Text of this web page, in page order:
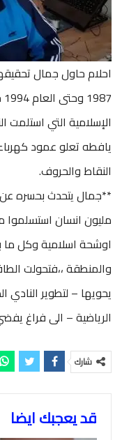
احلام حاول جمال
الإسلامية التي استلمت
يافطه تعلو عمود
النقاط والحروف.
**جمال يتحدث بحسره
مليون انسان استسلموا
اوشحة اسلامية وكل ما
والمنطقة ،،فتحولت
يحويها – لتطوير
الرياضية – الى فراغ
شارك
قد يعجبك ايضا